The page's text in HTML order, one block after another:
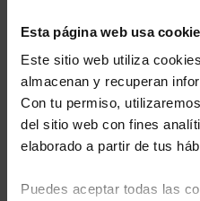
Esta página web usa
Este sitio web utiliza
almacenan y recuperan
Con tu permiso,
del sitio web con fines
elaborado a partir de tus
Puedes aceptar todas las